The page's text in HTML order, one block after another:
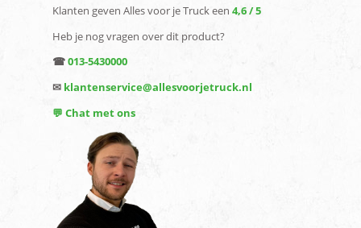
Klanten geven Alles voor je Truck een 4,6 / 5
Heb je nog vragen over dit product?
☎013-5430000
✉ klantenservice@allesvoorjetruck.nl
💬 Chat met ons